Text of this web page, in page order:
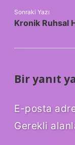
Sonraki Yazı
Kronik Ruhsal
Bir yanıt
E-posta
Gerekli